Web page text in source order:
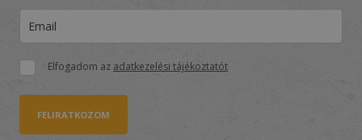
Elfogadom az adatkezelési tájékoztatót
FELIRATKOZOM